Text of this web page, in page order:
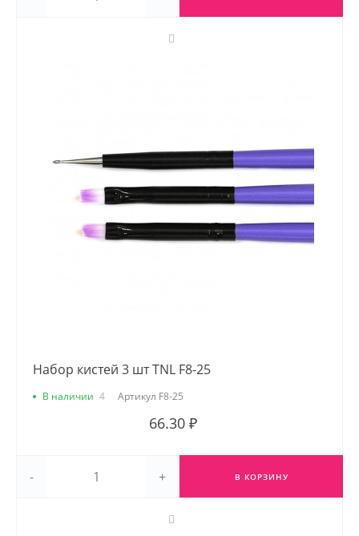
Набор кистей 3 шт TNL F8-25
В наличии 4 Артикул F8-25
66.30 ₽
- + В КОРЗИНУ